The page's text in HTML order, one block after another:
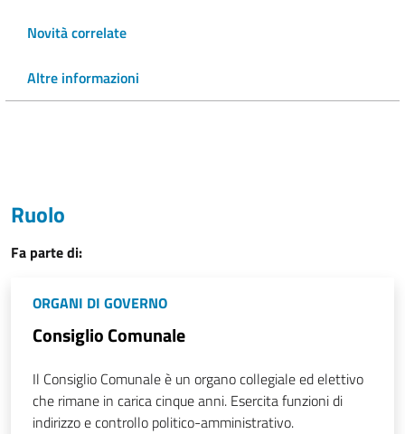
Novità correlate
Altre informazioni
Ruolo
Fa parte di:
ORGANI DI GOVERNO
Consiglio Comunale
Il Consiglio Comunale è un organo collegiale ed elettivo
che rimane in carica cinque anni. Esercita funzioni di
indirizzo e controllo politico-amministrativo.